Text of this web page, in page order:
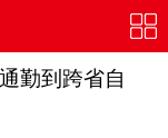
勤到跨省自